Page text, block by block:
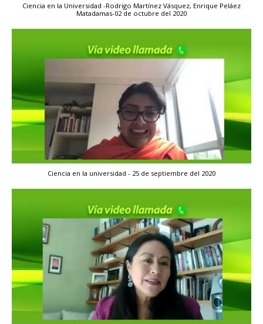
Ciencia en la Universidad -Rodrigo Martínez Vásquez, Enrique Peláez
Matadamas-02 de octubre del 2020
Ciencia en la universidad - 25 de septiembre del 2020